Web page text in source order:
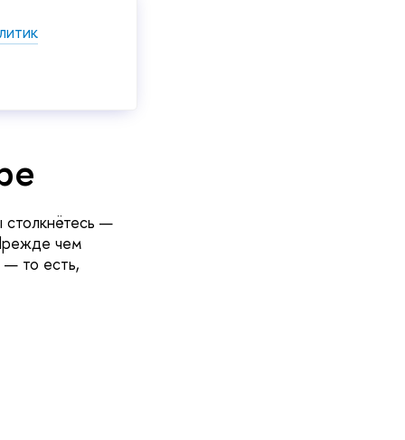
столкнётесь —
чем
— то есть,